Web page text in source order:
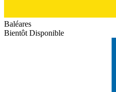
Baléares
Bientôt Disponible